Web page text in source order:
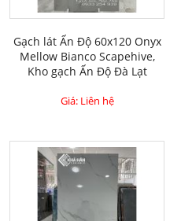
Gạch lát Ấn Độ 60x120 Onyx
Mellow Bianco Scapehive,
Kho gạch Ấn Độ Đà Lạt
Giá: Liên hệ